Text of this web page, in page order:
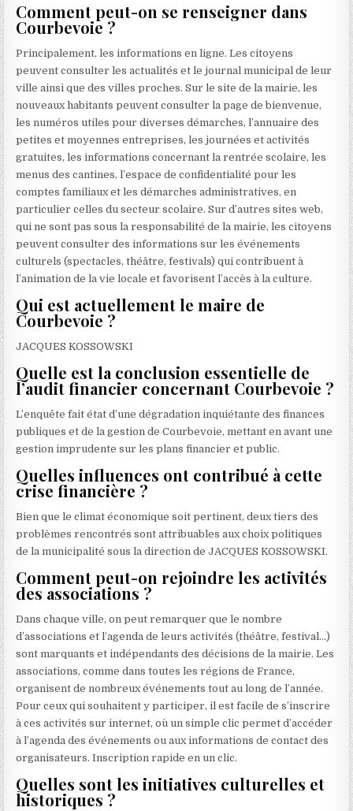
Comment peut-on se renseigner dans
Courbevoie ?
Principalement, les informations en ligne. Les citoyens
peuvent consulter les actualités et le journal municipal de leur
ville ainsi que des villes proches. Sur le site de la mairie, les
nouveaux habitants peuvent consulter la page de bienvenue,
les numéros utiles pour diverses démarches, l’annuaire des
petites et moyennes entreprises, les journées et activités
gratuites, les informations concernant la rentrée scolaire, les
menus des cantines, l’espace de confidentialité pour les
comptes familiaux et les démarches administratives, en
particulier celles du secteur scolaire. Sur d’autres sites web,
qui ne sont pas sous la responsabilité de la mairie, les citoyens
peuvent consulter des informations sur les événements
culturels (spectacles, théâtre, festivals) qui contribuent à
l’animation de la vie locale et favorisent l’accès à la culture.
Qui est actuellement le maire de
Courbevoie ?
JACQUES KOSSOWSKI
Quelle est la conclusion essentielle de
l’audit financier concernant Courbevoie ?
L’enquête fait état d’une dégradation inquiétante des finances
publiques et de la gestion de Courbevoie, mettant en avant une
gestion imprudente sur les plans financier et public.
Quelles influences ont contribué à cette
crise financière ?
Bien que le climat économique soit pertinent, deux tiers des
problèmes rencontrés sont attribuables aux choix politiques
de la municipalité sous la direction de JACQUES KOSSOWSKI.
Comment peut-on rejoindre les activités
des associations ?
Dans chaque ville, on peut remarquer que le nombre
d’associations et l’agenda de leurs activités (théâtre, festival…)
sont marquants et indépendants des décisions de la mairie. Les
associations, comme dans toutes les régions de France,
organisent de nombreux événements tout au long de l’année.
Pour ceux qui souhaitent y participer, il est facile de s’inscrire
à ces activités sur internet, où un simple clic permet d’accéder
à l’agenda des événements ou aux informations de contact des
organisateurs. Inscription rapide en un clic.
Quelles sont les initiatives culturelles et
historiques ?